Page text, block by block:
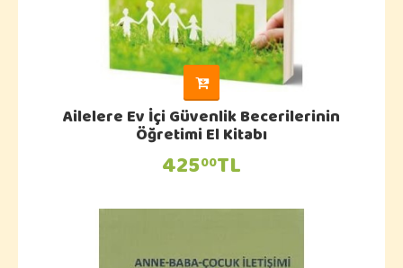
Ailelere Ev İçi Güvenlik Becerilerinin
Öğretimi El Kitabı
42500TL